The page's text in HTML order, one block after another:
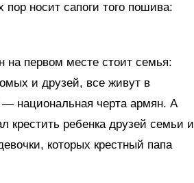
носит сапоги того пошива:
на первом месте стоит семья:
и друзей, все живут в
— национальная черта армян. А
крестить ребенка друзей семьи и
которых крестный папа